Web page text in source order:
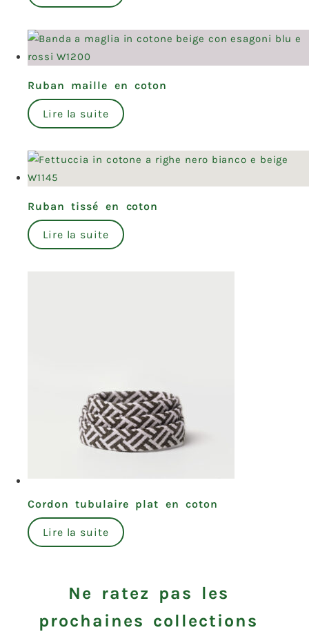
Ruban maille en coton
Lire la suite
Ruban tissé en coton
Lire la suite
Cordon tubulaire plat en coton
Lire la suite
Ne ratez pas les
prochaines collections